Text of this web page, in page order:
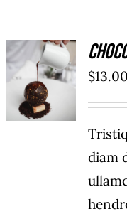
ADD TO
CART
/
DÉTAILS
$13.00
diam